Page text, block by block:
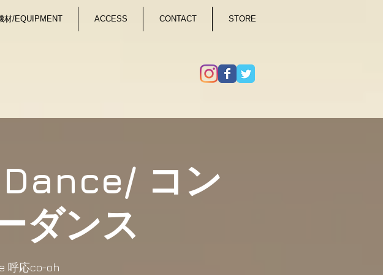
材/EQUIPMENT ACCESS CONTACT STORE
コン
ダンス
呼応co-oh